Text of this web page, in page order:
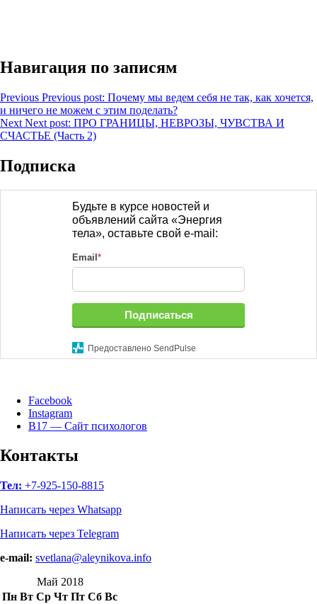
Навигация по записям
Previous Previous post: Почему мы ведем себя не так, как хочется,
и ничего не можем с этим поделать?
Next Next post: ПРО ГРАНИЦЫ, НЕВРОЗЫ, ЧУВСТВА И
СЧАСТЬЕ (Часть 2)
Подписка
Будьте в курсе новостей и
объявлений сайта «Энергия
тела», оставьте свой e-mail:
Email*
Подписаться
Предоставлено SendPulse
Facebook
Instagram
B17 — Сайт психологов
Контакты
Тел: +7-925-150-8815
Написать через Whatsapp
Написать через Telegram
e-mail: svetlana@aleynikova.info
Май 2018
Пн Вт Ср Чт Пт Сб Вс